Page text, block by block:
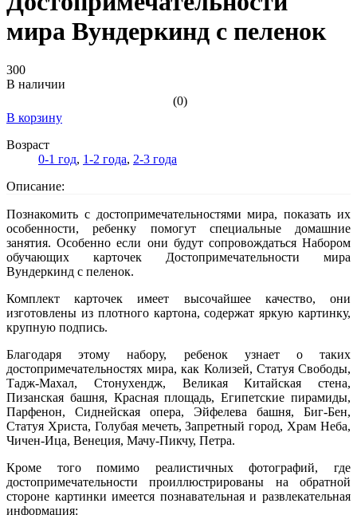
мира Вундеркинд с пеленок
300
В наличии
(0)
В корзину
Возраст
0-1 год, 1-2 года, 2-3 года
Описание:
Познакомить с достопримечательностями мира, показать их
особенности, ребенку помогут специальные домашние
занятия. Особенно если они будут сопровождаться Набором
обучающих карточек Достопримечательности мира
Вундеркинд с пеленок.
Комплект карточек имеет высочайшее качество, они
изготовлены из плотного картона, содержат яркую картинку,
крупную подпись.
Благодаря этому набору, ребенок узнает о таких
достопримечательностях мира, как Колизей, Статуя Свободы,
Тадж-Махал, Стонухендж, Великая Китайская стена,
Пизанская башня, Красная площадь, Египетские пирамиды,
Парфенон, Сиднейская опера, Эйфелева башня, Биг-Бен,
Статуя Христа, Голубая мечеть, Запретный город, Храм Неба,
Чичен-Ица, Венеция, Мачу-Пикчу, Петра.
Кроме того помимо реалистичных фотографий, где
достопримечательности проиллюстрированы на обратной
стороне картинки имеется познавательная и развлекательная
информация: